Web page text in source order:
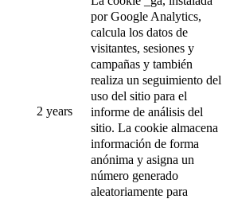
2 years
por Google Analytics,
calcula los datos de
visitantes, sesiones y
campañas y también
realiza un seguimiento del
uso del sitio para el
informe de análisis del
sitio. La cookie almacena
información de forma
anónima y asigna un
número generado
aleatoriamente para